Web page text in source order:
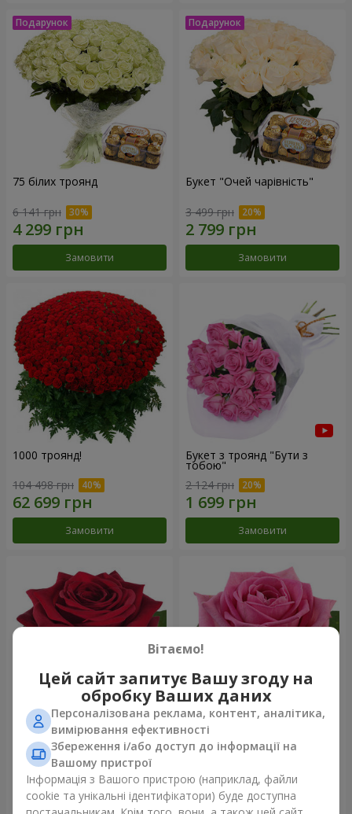
75 білих троянд
6 141 грн
Замовити
Букет "Очей чарівність"
3 499 грн
Замовити
1000 троянд!
104 498 грн
Замовити
Букет з троянд "Бути з
тобою"
2 124 грн
Замовити
Червона троянда
(поштучно)
Замовити
Рожева троянда (поштучно)
Замовити
Вітаємо!
Цей сайт запитує Вашу згоду на
обробку Ваших даних
Персоналізована реклама, контент, аналітика,
вимірювання ефективності
Збереження і/або доступ до інформації на
Вашому пристрої
Інформація з Вашого пристрою (наприклад, файли
cookie та унікальні ідентифікатори) буде доступна